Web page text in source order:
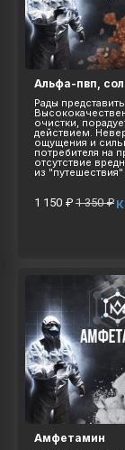
Альфа-пвп,
Рады
очистки,
действием.
ощущения и
потребителя на
отсутствие
из
1 150 ₽ 1 350 ₽
Амфетамин